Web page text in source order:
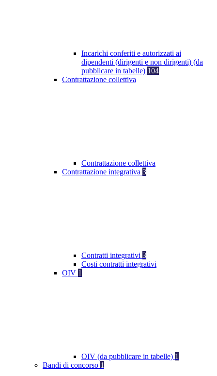
Incarichi conferiti e autorizzati ai
dipendenti (dirigenti e non dirigenti) (da
pubblicare in tabelle) 104
Contrattazione collettiva
Contrattazione collettiva
Contrattazione integrativa 3
Contratti integrativi 3
Costi contratti integrativi
OIV 1
OIV (da pubblicare in tabelle) 1
Bandi di concorso 1